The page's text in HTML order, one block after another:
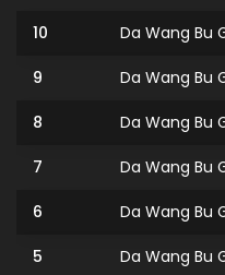
10 Da Wang Bu
9 Da Wang Bu
8 Da Wang Bu
7 Da Wang Bu
6 Da Wang Bu
5 Da Wang Bu